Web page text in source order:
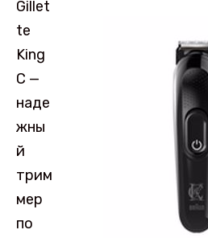
Gillet
te
King
C —
наде
жны
й
трим
мер
по